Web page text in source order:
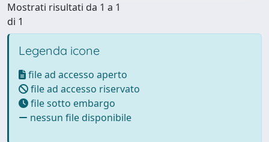
Mostrati risultati da 1 a 1
di 1
Legenda icone
file ad accesso aperto
file ad accesso riservato
file sotto embargo
nessun file disponibile